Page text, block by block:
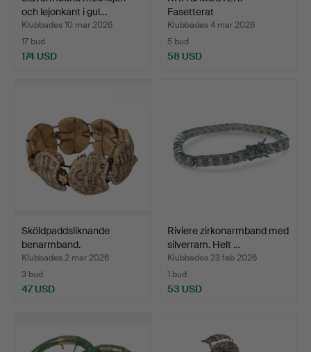
och lejonkant i gul…
Klubbades 10 mar 2026
17 bud
174 USD
Fasetterat
agatpärlarmband …
Klubbades 4 mar 2026
5 bud
58 USD
Sköldpaddsliknande
benarmband.
Klubbades 2 mar 2026
3 bud
47 USD
Riviere zirkonarmband med
silverram. Helt …
Klubbades 23 feb 2026
1 bud
53 USD